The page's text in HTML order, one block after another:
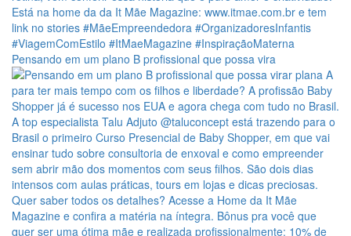
Pensando em um plano B profissional que possa vira